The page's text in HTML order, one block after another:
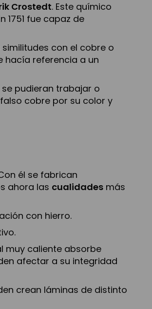
Crostedt. Este químico
1751 fue capaz de
con el cobre o
hacía referencia a un
pudieran trabajar o
cobre por su color y
él se fabrican
ahora las cualidades más
con hierro.
muy caliente absorbe
afectar a su integridad
crean láminas de distinto